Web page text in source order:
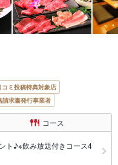
コミ投稿特典対象店
請求書発行事業者
コース
ト♪※飲み放題付きコース4